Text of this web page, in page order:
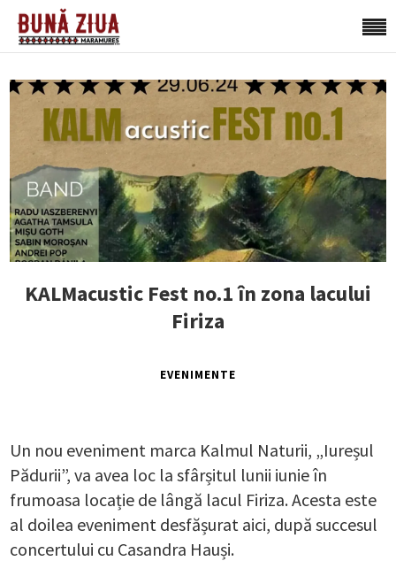
KALMacustic Fest no.1 în zona lacului
Firiza
EVENIMENTE
Un nou eveniment marca Kalmul Naturii, „Iureșul
Pădurii”, va avea loc la sfârșitul lunii iunie în
frumoasa locație de lângă lacul Firiza. Acesta este
al doilea eveniment desfășurat aici, după succesul
concertului cu Casandra Hauși.